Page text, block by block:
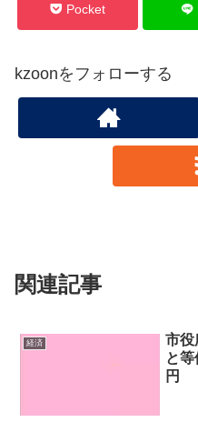
Pocket
kzoonをフォローする
関連記事
経済
市役
と
円